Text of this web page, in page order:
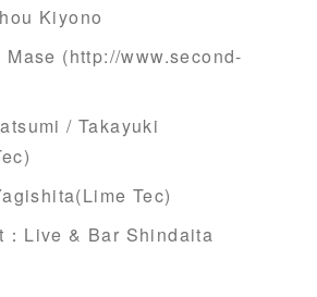
Kiyono
(http://www.second-
/ Takayuki
Tec)
Live & Bar Shindaita